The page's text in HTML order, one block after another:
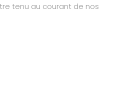
tenu au courant de nos